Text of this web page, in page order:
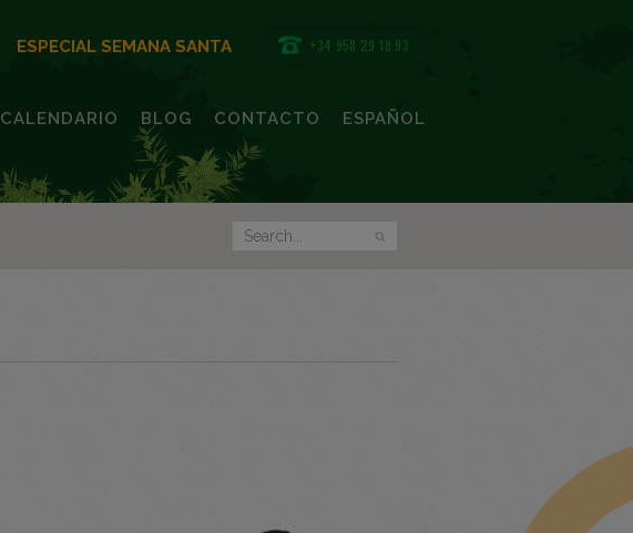
ESPECIAL SEMANA SANTA +34 958 29 18 93
CALENDARIO BLOG CONTACTO ESPAÑOL